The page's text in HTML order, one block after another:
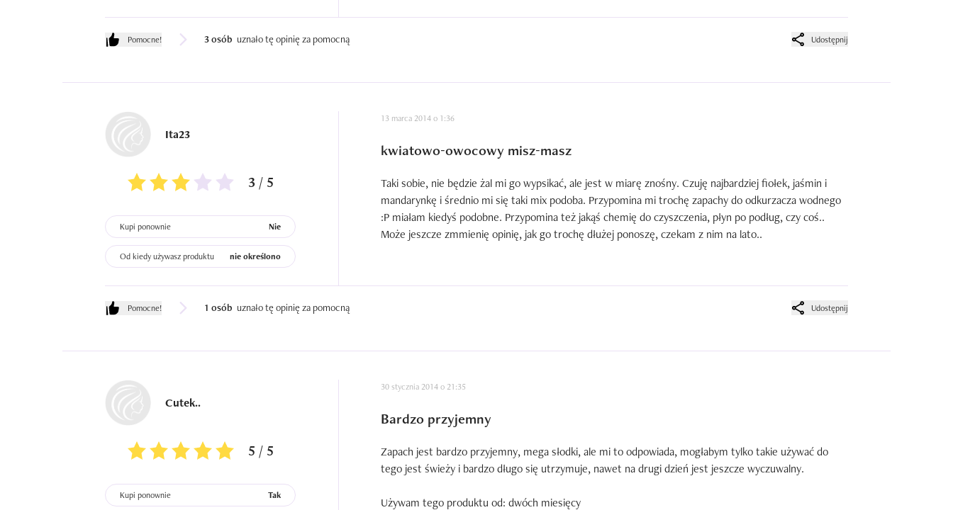
Pomocne! 3 osób uznało tę opinię za pomocną Udostępnij
Ita23
3 / 5
Kupi ponownie Nie
Od kiedy używasz produktu nie określono
13 marca 2014 o 1:36
kwiatowo-owocowy misz-masz
Taki sobie, nie będzie żal mi go wypsikać, ale jest w miarę znośny. Czuję najbardziej fiołek, jaśmin i
mandarynkę i średnio mi się taki mix podoba. Przypomina mi trochę zapachy do odkurzacza wodnego
:P miałam kiedyś podobne. Przypomina też jakąś chemię do czyszczenia, płyn po podług, czy coś..
Może jeszcze zmmienię opinię, jak go trochę dłużej ponoszę, czekam z nim na lato..
Pomocne! 1 osób uznało tę opinię za pomocną Udostępnij
Cutek..
5 / 5
Kupi ponownie Tak
30 stycznia 2014 o 21:35
Bardzo przyjemny
Zapach jest bardzo przyjemny, mega słodki, ale mi to odpowiada, mogłabym tylko takie używać do
tego jest świeży i bardzo długo się utrzymuje, nawet na drugi dzień jest jeszcze wyczuwalny.
Używam tego produktu od: dwóch miesięcy